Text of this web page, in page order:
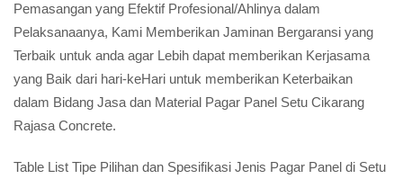
Pemasangan yang Efektif Profesional/Ahlinya dalam
Pelaksanaanya, Kami Memberikan Jaminan Bergaransi yang
Terbaik untuk anda agar Lebih dapat memberikan Kerjasama
yang Baik dari hari-keHari untuk memberikan Keterbaikan
dalam Bidang Jasa dan Material Pagar Panel Setu Cikarang
Rajasa Concrete.
Table List Tipe Pilihan dan Spesifikasi Jenis Pagar Panel di Setu